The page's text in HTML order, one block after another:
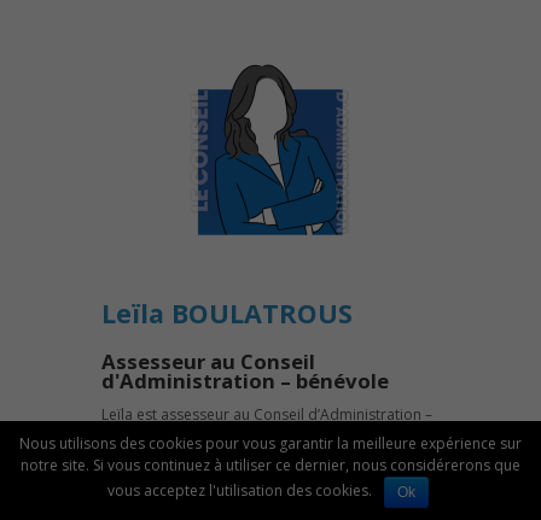
Leïla BOULATROUS
Assesseur au Conseil
d'Administration – bénévole
Leïla est assesseur au Conseil d’Administration –
bénévole
Nous utilisons des cookies pour vous garantir la meilleure expérience sur
notre site. Si vous continuez à utiliser ce dernier, nous considérerons que
vous acceptez l'utilisation des cookies.
Ok